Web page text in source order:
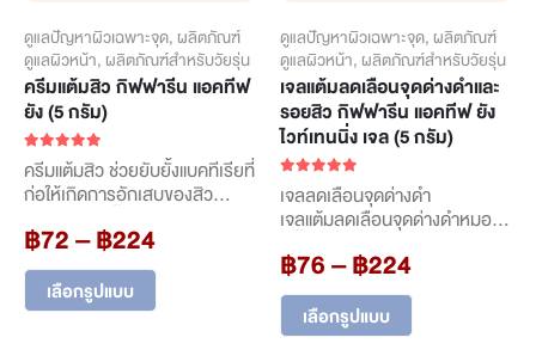
ดูแลปัญหาผิวเฉพาะจุด, ผลิตภัณฑ์
ดูแลผิวหน้า, ผลิตภัณฑ์สำหรับวัยรุ่น
ครีมแต้มสิว กิฟฟารีน แอคทีฟ
ยัง (5 กรัม)
ครีมแต้มสิว ช่วยยับยั้งแบคทีเรียที่
ก่อให้เกิดการอักเสบของสิว
ยับยั้งแบคทีเรีย มีส่วนผสมของ
BHA (Beta Hydroxy Acid)
ช่วยละลายสิ่งอุดตันในรูขุมขนและ
ฆ่าเชื้อแบคทีเรียที่ก่อให้เกิดการ
฿72–฿224Price
range:
through
เลือกรูปแบบ
This
product
ดูแลปัญหาผิวเฉพาะจุด, ผลิตภัณฑ์
ดูแลผิวหน้า, ผลิตภัณฑ์สำหรับวัยรุ่น
เจลแต้มลดเลือนจุดด่างดำและ
รอยสิว กิฟฟารีน แอคทีฟ ยัง
ไวท์เทนนิ่ง เจล (5 กรัม)
เจลลดเลือนจุดด่างดำ
เจลแต้มลดเลือนจุดด่างดำหมอง
ผิวคืนความขาวกระจ่าง หน้าสวย
เนียนใส ไร้ริ้วรอย
฿76–฿224Price
range:
through
เลือกรูปแบบ
This
product